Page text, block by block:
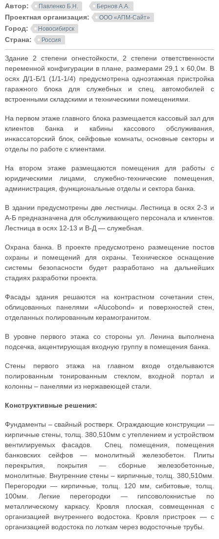
Автор:
Павленко Б.Н. Бернов А.А.
Проектная организация: ООО «АПМ-Сайт»
Город: Новосибирск
Страна: Россия
Здание 2 степени огнестойкости, 2 степени ответственности
переменной конфигурации в плане, размерами 29,1 х 60,0м. В
осях Д/1-Б/1 (1/1-1/4) предусмотрена одноэтажная пристройка
гаражного блока для служебных и спец. автомобилей с
встроенными складскими и техническими помещениями.
На первом этаже главного блока размещается кассовый зал для
клиентов банка и кабины кассового обслуживания,
инкассаторский блок, сейфовые комнаты, основные секторы и
отделы по работе с клиентами.
На втором этаже размещаются помещения для работы с
юридическими лицами, служебно-технические помещения,
администрация, функциональные отделы и сектора банка.
В здании предусмотрены две лестницы. Лестница в осях 2-3 и
А-Б предназначена для обслуживающего персонала и клиентов.
Лестница в осях 12-13 и В-Д — служебная.
Охрана банка. В проекте предусмотрено размещение постов
охраны и помещений для охраны. Техническое оснащение
системы безопасности будет разработано на дальнейших
стадиях разработки проекта.
Фасады здания решаются на контрастном сочетании стен,
облицованных панелями «Alucobond» и поверхностей стен,
отделанных полированным керамогранитом.
В уровне первого этажа со стороны ул. Ленина выполнена
подсечка, акцентирующая входную группу в помещения банка.
Стены первого этажа на главном входе отделываются
полированным тонированным стеклом, входной портал и
колонны – панелями из нержавеющей стали.
Конструктивные решения:
Фундаменты – свайный ростверк. Ограждающие конструкции —
кирпичные стены, толщ. 380,510мм с утеплением и устройством
вентилируемых фасадов. Спец. помещения, помещения
банковских сейфов — монолитный железобетон. Плиты
перекрытия, покрытия — сборные железобетонные,
монолитные. Внутренние стены – кирпичные, толщ. 380,510мм.
Перегородки — кирпичные, толщ. 120 мм, сибитовые, толщ.
100мм. Легкие перегородки — гипсоволокнистые по
металлическому каркасу. Кровля плоская, совмещенная с
организацией внутреннего водостока. Кровля пристроек — с
организацией водостока по лоткам через водосточные трубы.